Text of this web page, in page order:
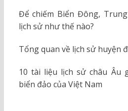
Để chiếm Biển Đông,
lịch sử như thế nào?
Tổng quan về lịch sử huyện
10 tài liệu lịch sử châu Âu
biển đảo của Việt Nam